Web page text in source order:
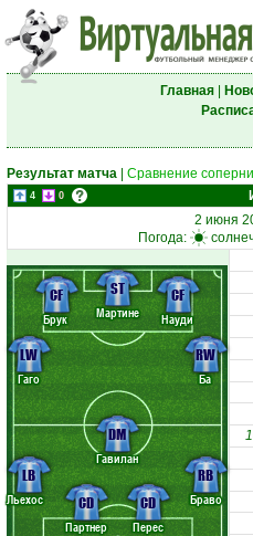
Главная|
Результат матча Сравнение
4 0
2 июня
Погода:
Льехос
Партнер
Перес
Браво
Гаго
Гавилан
Ба
Брук Мартине Науди
LB
CD
CD
RB
LW
DM
RW
CF ST CF